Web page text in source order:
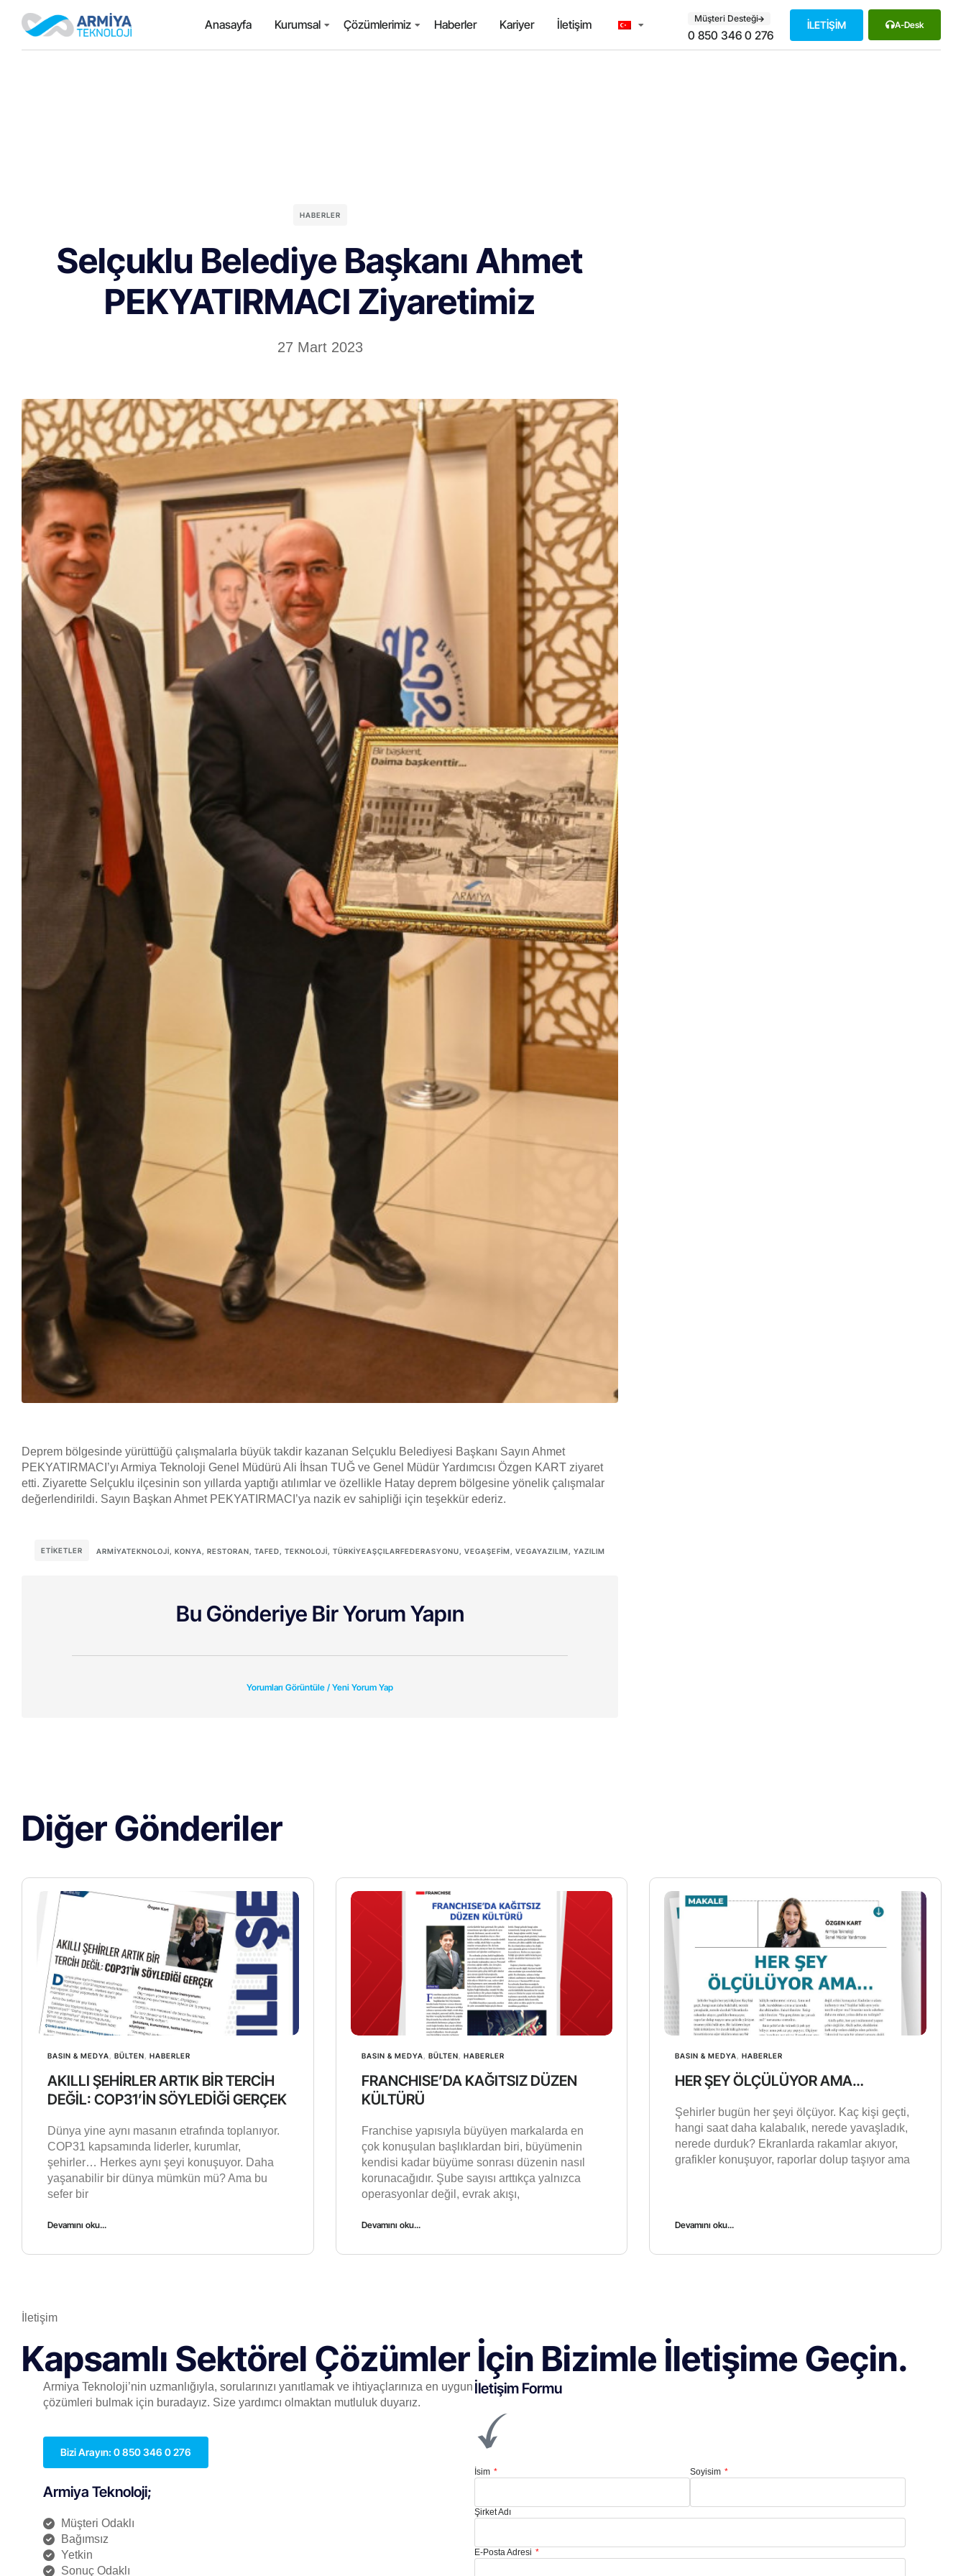
Anasayfa Kurumsal Çözümlerimiz Haberler Kariyer İletişim Müşteri Desteği
0 850 346 0 276
İLETİŞİM A-Desk
HABERLER
Selçuklu Belediye Başkanı Ahmet
PEKYATIRMACI Ziyaretimiz
27 Mart 2023
Deprem bölgesinde yürüttüğü çalışmalarla büyük takdir kazanan Selçuklu Belediyesi Başkanı Sayın Ahmet
PEKYATIRMACI’yı Armiya Teknoloji Genel Müdürü Ali İhsan TUĞ ve Genel Müdür Yardımcısı Özgen KART ziyaret
etti. Ziyarette Selçuklu ilçesinin son yıllarda yaptığı atılımlar ve özellikle Hatay deprem bölgesine yönelik çalışmalar
değerlendirildi. Sayın Başkan Ahmet PEKYATIRMACI’ya nazik ev sahipliği için teşekkür ederiz.
ETIKETLER ARMIYATEKNOLOJI, KONYA, RESTORAN, TAFED, TEKNOLOJI, TÜRKIYEAŞÇILARFEDERASYONU, VEGAŞEFIM, VEGAYAZILIM, YAZILIM
Bu Gönderiye Bir Yorum Yapın
Yorumları Görüntüle / Yeni Yorum Yap
Diğer Gönderiler
BASIN & MEDYA BÜLTEN HABERLER
AKILLI ŞEHİRLER ARTIK BİR TERCİH
DEĞİL: COP31’İN SÖYLEDİĞİ GERÇEK
Dünya yine aynı masanın etrafında toplanıyor.
COP31 kapsamında liderler, kurumlar,
şehirler… Herkes aynı şeyi konuşuyor. Daha
yaşanabilir bir dünya mümkün mü? Ama bu
sefer bir
Devamını oku...
BASIN & MEDYA BÜLTEN HABERLER
FRANCHISE’DA KAĞITSIZ DÜZEN
KÜLTÜRÜ
Franchise yapısıyla büyüyen markalarda en
çok konuşulan başlıklardan biri, büyümenin
kendisi kadar büyüme sonrası düzenin nasıl
korunacağıdır. Şube sayısı arttıkça yalnızca
operasyonlar değil, evrak akışı,
Devamını oku...
BASIN & MEDYA ,HABERLER
HER ŞEY ÖLÇÜLÜYOR AMA…
Şehirler bugün her şeyi ölçüyor. Kaç kişi geçti,
hangi saat daha kalabalık, nerede yavaşladık,
nerede durduk? Ekranlarda rakamlar akıyor,
grafikler konuşuyor, raporlar dolup taşıyor ama
Devamını oku...
İletişim
Kapsamlı Sektörel Çözümler İçin Bizimle İletişime Geçin.
Armiya Teknoloji’nin uzmanlığıyla, sorularınızı yanıtlamak ve ihtiyaçlarınıza en uygun
çözümleri bulmak için buradayız. Size yardımcı olmaktan mutluluk duyarız.
Bizi Arayın: 0 850 346 0 276
Armiya Teknoloji;
Müşteri Odaklı
Bağımsız
Yetkin
Sonuç Odaklı
İletişim Formu
İsim Soyisim
Şirket Adı
E-Posta Adresi